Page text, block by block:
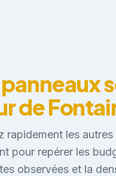
de
rapidement les
pour repérer les
observées et la